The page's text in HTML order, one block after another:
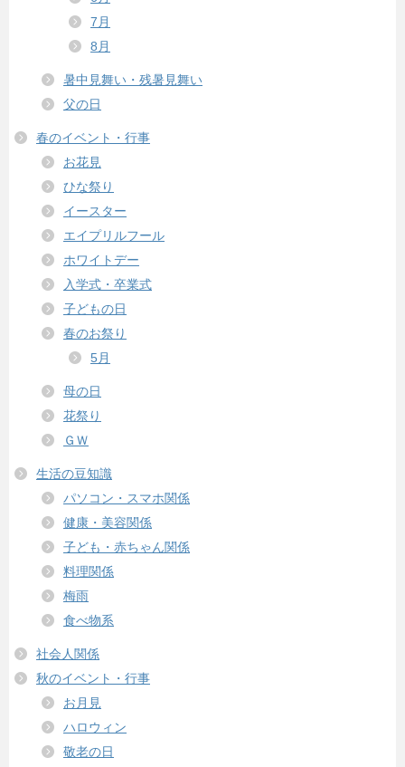
7月
8月
暑中見舞い・残暑見舞い
父の日
春のイベント・行事
お花見
ひな祭り
イースター
エイプリルフール
ホワイトデー
入学式・卒業式
子どもの日
春のお祭り
5月
母の日
花祭り
ＧＷ
生活の豆知識
パソコン・スマホ関係
健康・美容関係
子ども・赤ちゃん関係
料理関係
梅雨
食べ物系
社会人関係
秋のイベント・行事
お月見
ハロウィン
敬老の日